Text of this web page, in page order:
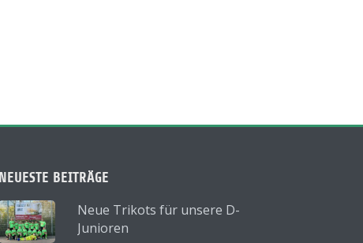
NEUESTE BEITRÄGE
Neue Trikots für unsere D-
Junioren